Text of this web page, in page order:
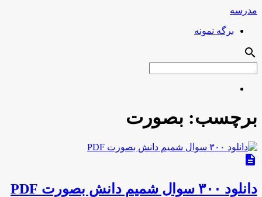
مدرسه
برگه نمونه
search
برچسب: بصورت
description
دانلود ۳۰۰ سوال شمیم دانش بصورت PDF